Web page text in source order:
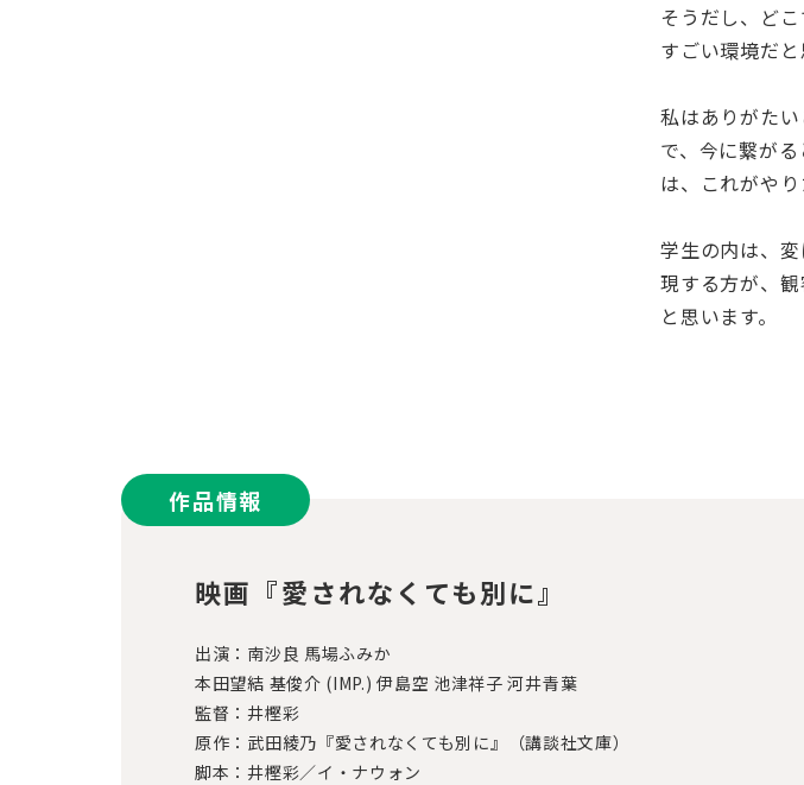
そうだし、ど
すごい環境だと
私はありがた
で、今に繋が
は、これがや
学生の内は、
現する方が、
と思います。
作品情報
映画『愛されなくても別に』
出演：南沙良 馬場ふみか
本田望結 基俊介 (IMP.) 伊島空 池津祥子 河井青葉
監督：井樫彩
原作：武田綾乃『愛されなくても別に』（講談社文庫）
脚本：井樫彩／イ・ナウォン